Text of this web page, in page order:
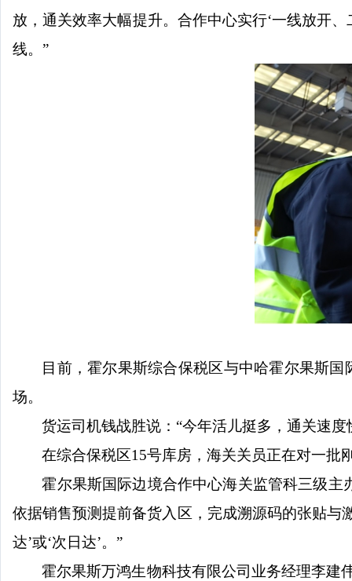
放，通关效率大幅提升。合作中心实行‘一线放开
线。”
目前，霍尔果斯综合保税区与中哈霍尔果斯
场。
货运司机钱战胜说： “今年活儿挺多，通关速
在综合保税区15号库房，海关关员正在对一批
霍尔果斯国际边境合作中心海关监管科三级主
依据销售预测提前备货入区，完成溯源码的张贴与
达’或‘次日达’。”
霍尔果斯万鸿生物科技有限公司业务经理李建